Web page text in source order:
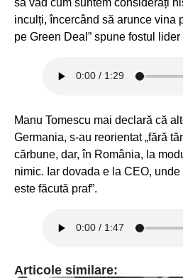
inculți, încercând să arunce vina
pe Green Deal” spune fostul
Manu Tomescu mai declară că
Germania, s-au reorientat „fără
cărbune, dar, în România, la
nimic. Iar dovada e la CEO, unde
este făcută praf”.
Articole similare: